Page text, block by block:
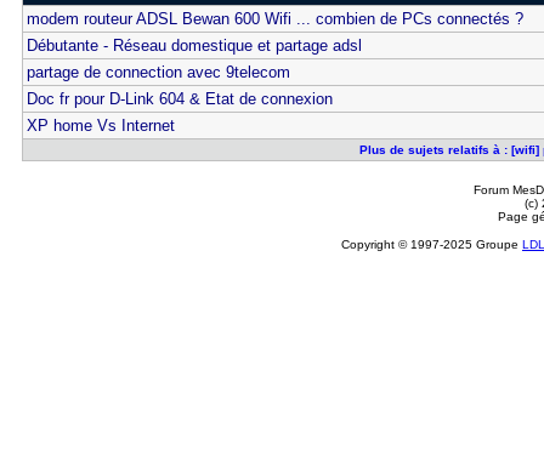
modem routeur ADSL Bewan 600 Wifi ... combien de PCs connectés ?
Débutante - Réseau domestique et partage adsl
partage de connection avec 9telecom
Doc fr pour D-Link 604 & Etat de connexion
XP home Vs Internet
Plus de sujets relatifs à : [wifi]
Forum
(c)
Page
Copyright © 1997-2025 Groupe